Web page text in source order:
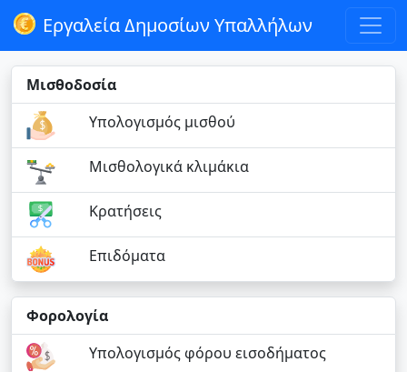
Εργαλεία Δημοσίων Υπαλλήλων
Μισθοδοσία
Υπολογισμός μισθού
Μισθολογικά κλιμάκια
Κρατήσεις
Επιδόματα
Φορολογία
Υπολογισμός φόρου εισοδήματος